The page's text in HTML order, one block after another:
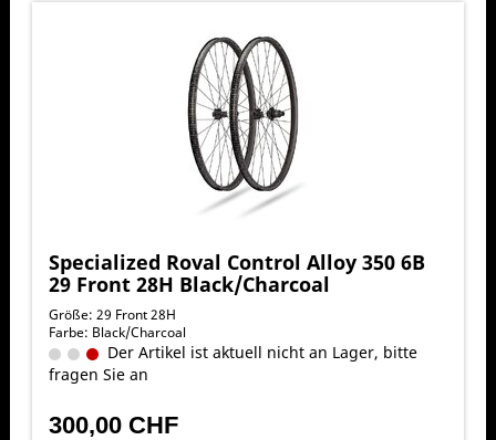
Specialized Roval Control Alloy 350 6B
29 Front 28H Black/Charcoal
Größe: 29 Front 28H
Farbe: Black/Charcoal
Der Artikel ist aktuell nicht an Lager, bitte
fragen Sie an
300,00 CHF